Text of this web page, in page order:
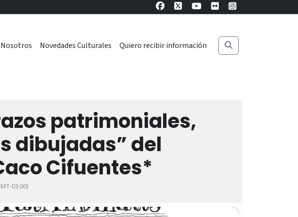
Nosotros Novedades Culturales Quiero recibir información
patrimoniales,
dibujadas” del
Cifuentes*
03:00)